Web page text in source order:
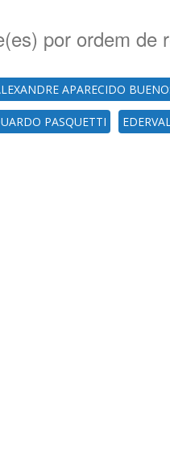
por ordem de
APARECIDO
PASQUETTI